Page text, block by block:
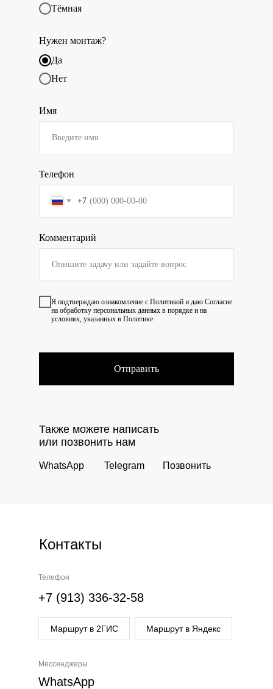
Тёмная
Нужен монтаж?
Да
Нет
Имя
Телефон
+7
Комментарий
Я подтверждаю ознакомление с Политикой и даю Согласие
на обработку персональных данных в порядке и на
условиях, указанных в Политике
Отправить
Позвонить
Telegram
WhatsApp
Также можете написать
или позвонить нам
Контакты
Мессенджеры
WhatsApp
Телефон
+7 (913) 336-32-58
Маршрут в 2ГИС Маршрут в Яндекс